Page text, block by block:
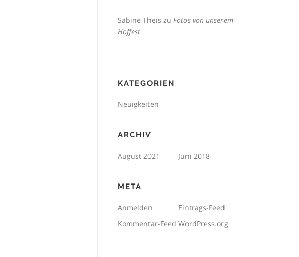
Sabine Theis zu Fotos von unserem
Hoffest
KATEGORIEN
Neuigkeiten
ARCHIV
August 2021 Juni 2018
META
Anmelden
Eintrags-Feed
Kommentar-Feed WordPress.org